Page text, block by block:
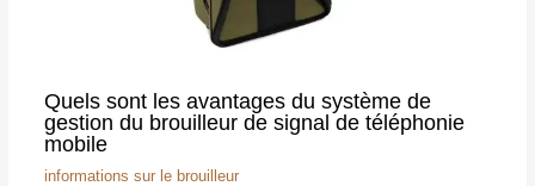
Quels sont les avantages du système de
gestion du brouilleur de signal de téléphonie
mobile
informations sur le brouilleur